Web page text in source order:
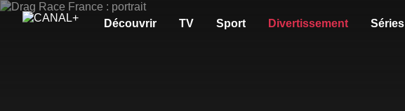
Découvrir TV Sport Divertissement Séries